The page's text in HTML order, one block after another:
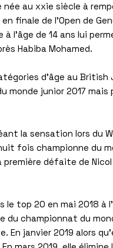
née au xxie siècle à
finale de l'Open de
l'âge de 14 ans lui
Habiba Mohamed.
d'âge au British
monde junior 2017
la sensation lors du
fois championne du
défaite de
le top 20 en mai 2018 à
du championnat du
En janvier 2019 alors